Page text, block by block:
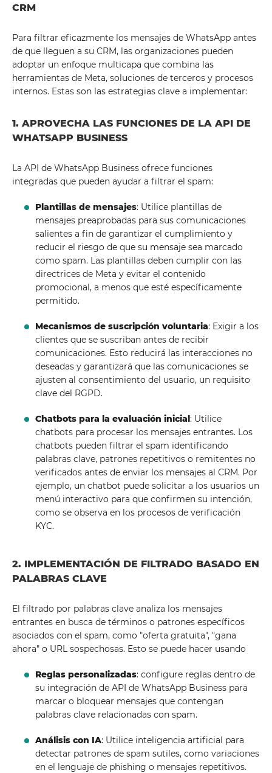
CRM
Para filtrar eficazmente los mensajes de WhatsApp antes
de que lleguen a su CRM, las organizaciones pueden
adoptar un enfoque multicapa que combina las
herramientas de Meta, soluciones de terceros y procesos
internos. Estas son las estrategias clave a implementar:
1. APROVECHA LAS FUNCIONES DE LA API DE
WHATSAPP BUSINESS
La API de WhatsApp Business ofrece funciones
integradas que pueden ayudar a filtrar el spam:
Plantillas de mensajes: Utilice plantillas de
mensajes preaprobadas para sus comunicaciones
salientes a fin de garantizar el cumplimiento y
reducir el riesgo de que su mensaje sea marcado
como spam. Las plantillas deben cumplir con las
directrices de Meta y evitar el contenido
promocional, a menos que esté específicamente
permitido.
Mecanismos de suscripción voluntaria: Exigir a los
clientes que se suscriban antes de recibir
comunicaciones. Esto reducirá las interacciones no
deseadas y garantizará que las comunicaciones se
ajusten al consentimiento del usuario, un requisito
clave del RGPD.
Chatbots para la evaluación inicial: Utilice
chatbots para procesar los mensajes entrantes. Los
chatbots pueden filtrar el spam identificando
palabras clave, patrones repetitivos o remitentes no
verificados antes de enviar los mensajes al CRM. Por
ejemplo, un chatbot puede solicitar a los usuarios un
menú interactivo para que confirmen su intención,
como se observa en los procesos de verificación
KYC.
2. IMPLEMENTACIÓN DE FILTRADO BASADO EN
PALABRAS CLAVE
El filtrado por palabras clave analiza los mensajes
entrantes en busca de términos o patrones específicos
asociados con el spam, como "oferta gratuita", "gana
ahora" o URL sospechosas. Esto se puede hacer usando
Reglas personalizadas: configure reglas dentro de
su integración de API de WhatsApp Business para
marcar o bloquear mensajes que contengan
palabras clave relacionadas con spam.
Análisis con IA: Utilice inteligencia artificial para
detectar patrones de spam sutiles, como variaciones
en el lenguaje de phishing o mensajes repetitivos.